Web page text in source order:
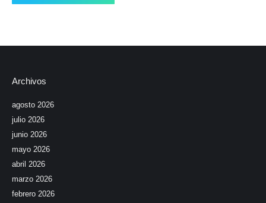
Archivos
agosto 2026
julio 2026
junio 2026
mayo 2026
abril 2026
marzo 2026
febrero 2026